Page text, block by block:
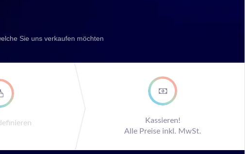
Sie uns verkaufen möchten
third step
Kassieren!
Alle Preise inkl. MwSt.